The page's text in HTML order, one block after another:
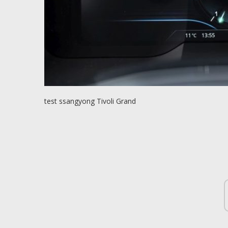
test ssangyong Tivoli Grand